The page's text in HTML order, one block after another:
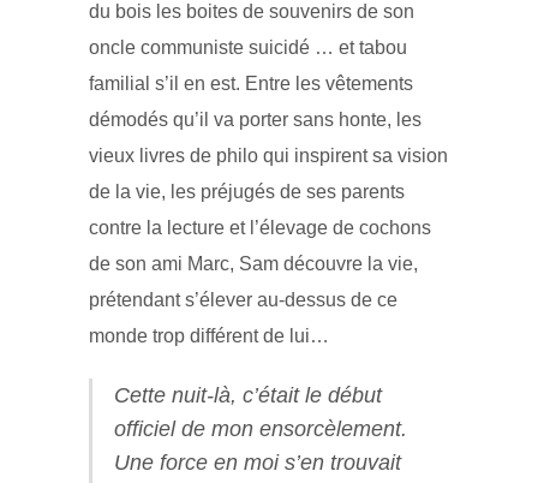
du bois les boites de souvenirs de son
oncle communiste suicidé … et tabou
familial s’il en est. Entre les vêtements
démodés qu’il va porter sans honte, les
vieux livres de philo qui inspirent sa vision
de la vie, les préjugés de ses parents
contre la lecture et l’élevage de cochons
de son ami Marc, Sam découvre la vie,
prétendant s’élever au-dessus de ce
monde trop différent de lui…
Cette nuit-là, c’était le début
officiel de mon ensorcèlement.
Une force en moi s’en trouvait